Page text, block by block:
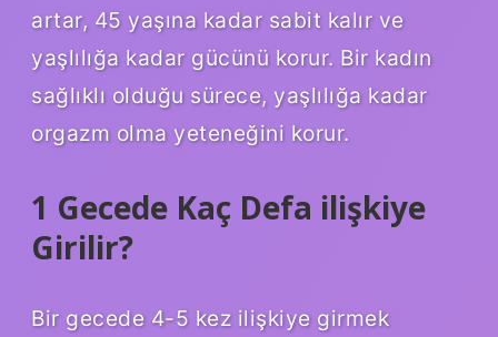
artar, 45 yaşına kadar sabit kalır ve
yaşlılığa kadar gücünü korur. Bir kadın
sağlıklı olduğu sürece, yaşlılığa kadar
orgazm olma yeteneğini korur.
1 Gecede Kaç Defa ilişkiye
Girilir?
Bir gecede 4-5 kez ilişkiye girmek